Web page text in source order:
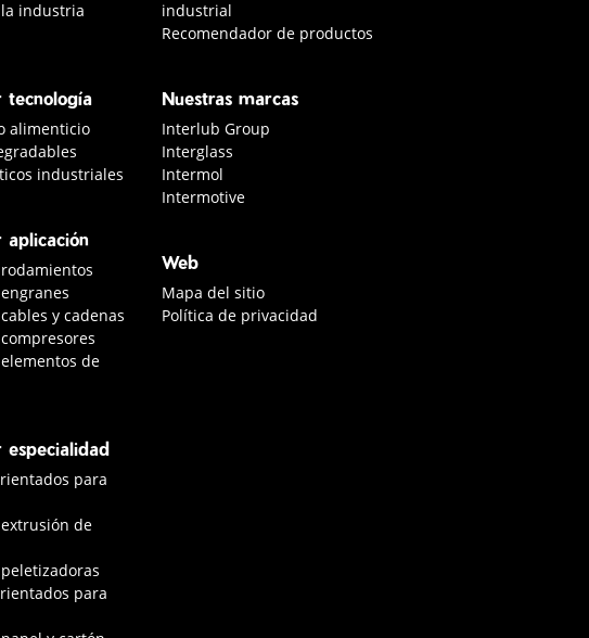
industria
tecnología
alimenticio
industriales
aplicación
y cadenas
de
especialidad
para
de
para
industrial
Recomendador de productos
Nuestras marcas
Interlub Group
Interglass
Intermol
Intermotive
Web
Mapa del sitio
Política de privacidad